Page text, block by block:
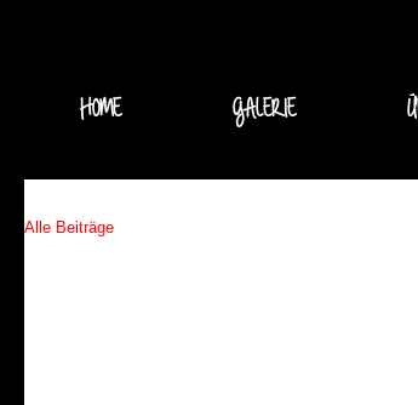
HOME GALERIE
Alle Beiträge